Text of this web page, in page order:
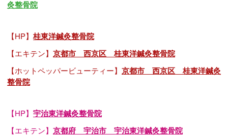
灸整骨院
【HP】 桂東洋鍼灸整骨院
【エキテン】 京都市 西京区 桂東洋鍼灸整骨院
【ホットペッパービューティー】 京都市 西京区 桂東洋鍼灸
整骨院
【HP】 宇治東洋鍼灸整骨院
【エキテン】 京都府 宇治市 宇治東洋鍼灸整骨院